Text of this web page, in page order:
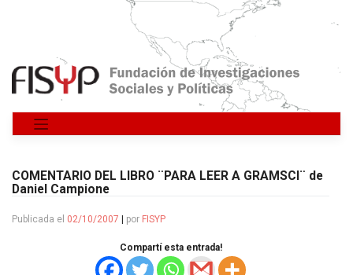
Saltar
COMENTARIO DEL LIBRO ¨PARA LEER A GRAMSCI¨ de
Daniel Campione
Publicada el 02/10/2007 por FISYP
Compartí esta entrada!